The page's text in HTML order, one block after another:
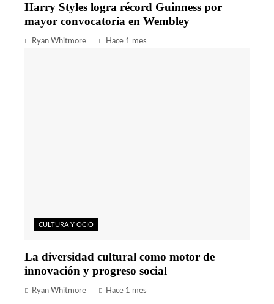
Harry Styles logra récord Guinness por
mayor convocatoria en Wembley
Ryan Whitmore Hace 1 mes
CULTURA Y OCIO
La diversidad cultural como motor de
innovación y progreso social
Ryan Whitmore Hace 1 mes